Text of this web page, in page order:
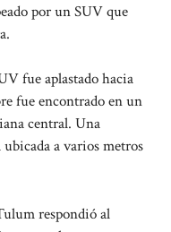
por un SUV que
fue aplastado hacia
fue encontrado en un
central. Una
a varios metros
respondió al